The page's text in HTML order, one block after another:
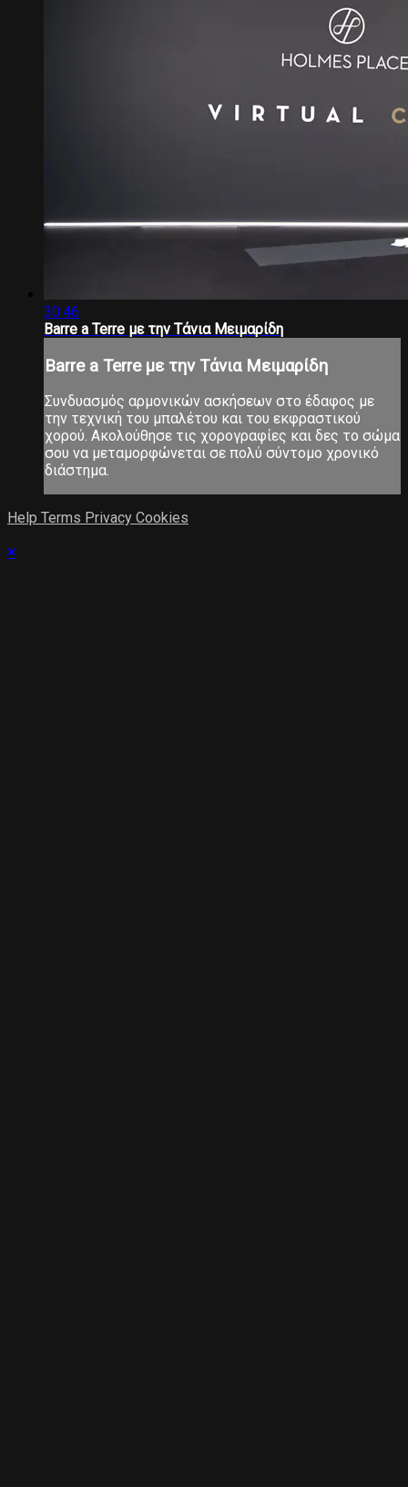
30:46
Barre a Terre με την Τάνια Μειμαρίδη
Barre a Terre με την Τάνια Μειμαρίδη
Συνδυασμός αρμονικών ασκήσεων στο έδαφος με
την τεχνική του μπαλέτου και του εκφραστικού
χορού. Ακολούθησε τις χορογραφίες και δες το σώμα
σου να μεταμορφώνεται σε πολύ σύντομο χρονικό
διάστημα.
Help Terms Privacy Cookies
×